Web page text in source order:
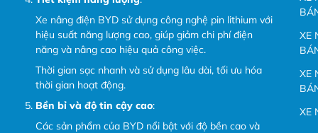
Xe nâng điện BYD sử dụng công nghệ pin lithium với
hiệu suất năng lượng cao, giúp giảm chi phí điện
năng và nâng cao hiệu quả công việc.
Thời gian sạc nhanh và sử dụng lâu dài, tối ưu hóa
thời gian hoạt động.
Bền bỉ và độ tin cậy cao:
Các sản phẩm của BYD nổi bật với độ bền cao và
XE
XE
XE